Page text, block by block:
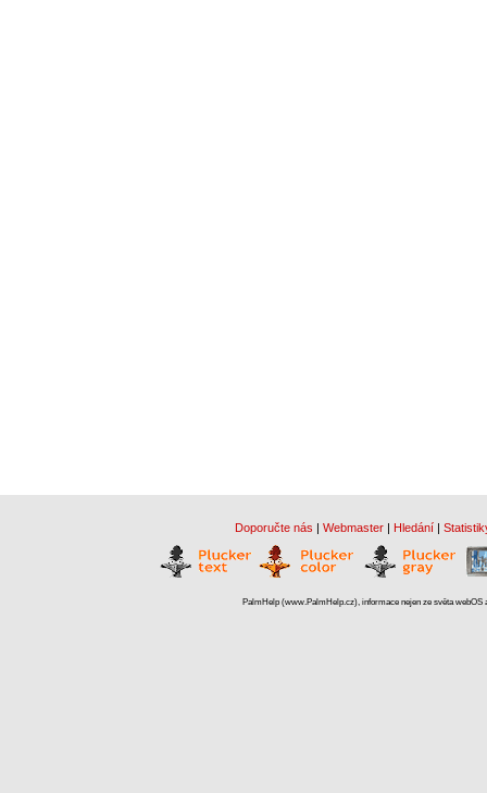
Doporučte nás | Webmaster | Hledání |
PalmHelp (www.PalmHelp.cz), informace nejen ze světa